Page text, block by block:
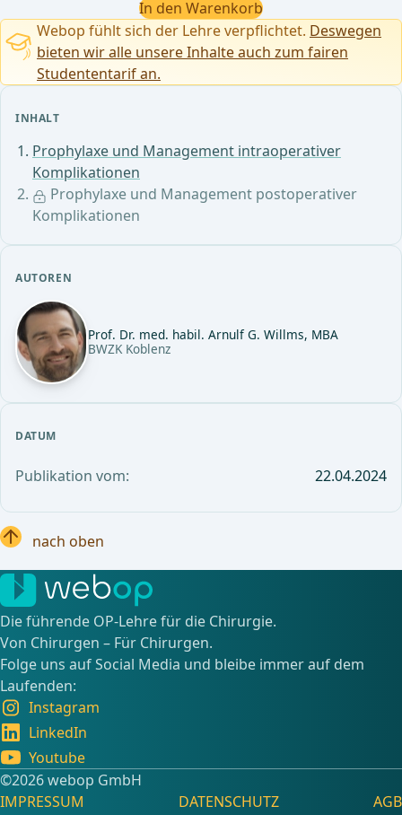
INHALT
Prophylaxe und Management intraoperativer
Komplikationen
Prophylaxe und Management postoperativer
Komplikationen
AUTOREN
Prof. Dr. med. habil. Arnulf G. Willms, MBA
BWZK Koblenz
DATUM
Publikation vom: 22.04.2024
In den Warenkorb
Webop fühlt sich der Lehre verpflichtet. Deswegen
bieten wir alle unsere Inhalte auch zum fairen
Studententarif an.
nach oben
Die führende OP-Lehre für die Chirurgie.
Von Chirurgen – Für Chirurgen.
Folge uns auf Social Media und bleibe immer auf dem
Laufenden:
Instagram
LinkedIn
Youtube
©️2026 webop GmbH
IMPRESSUM
DATENSCHUTZ
AGB